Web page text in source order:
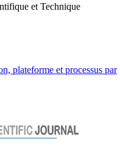
et Technique